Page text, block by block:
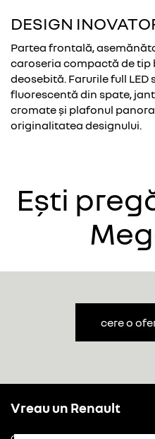
DESIGN
Partea frontală,
caroseria compactă de tip
deosebită. Farurile full LED
fluorescentă din spate,
cromate și plafonul
originalitatea designului.
Ești
cere o
Vreau un Renault